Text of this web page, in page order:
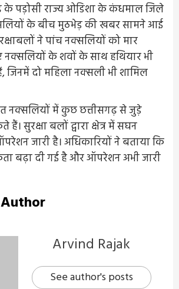
के पड़ोसी राज्य ओडिशा के कंधमाल जिले
के बीच मुठभेड़ की खबर सामने आई
ने पांच नक्सलियों को मार
नक्सलियों के शवों के साथ हथियार भी
जिनमें दो महिला नक्सली भी शामिल
नक्सलियों में कुछ छत्तीसगढ़ से जुड़े
सुरक्षा बलों द्वारा क्षेत्र में सघन
जारी है। अधिकारियों ने बताया कि
बढ़ा दी गई है और ऑपरेशन अभी जारी
Arvind Rajak
See author's posts